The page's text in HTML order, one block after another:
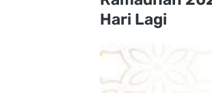
Hari Lagi